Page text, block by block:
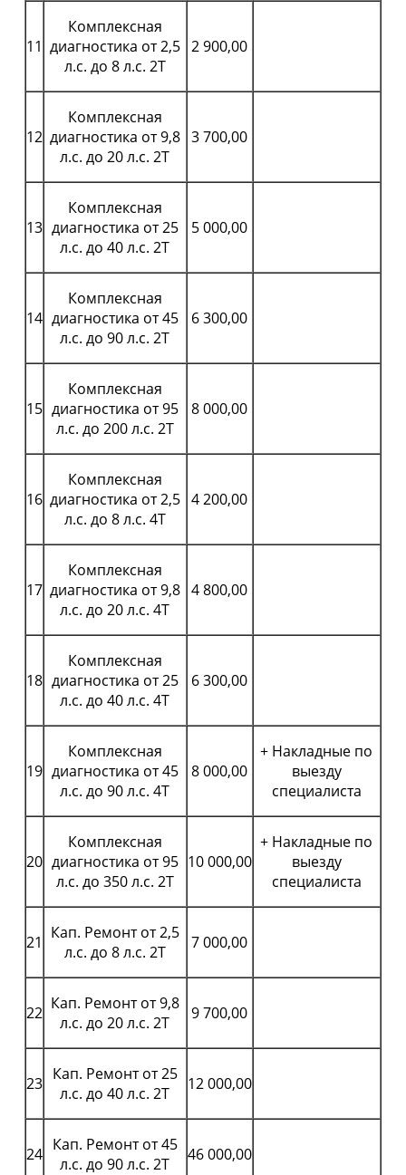
11
Комплексная
диагностика от 2,5
л.с. до 8 л.с. 2Т
2 900,00
12
Комплексная
диагностика от 9,8
л.с. до 20 л.с. 2Т
3 700,00
13
Комплексная
диагностика от 25
л.с. до 40 л.с. 2Т
5 000,00
14
Комплексная
диагностика от 45
л.с. до 90 л.с. 2Т
6 300,00
15
Комплексная
диагностика от 95
л.с. до 200 л.с. 2Т
8 000,00
16
Комплексная
диагностика от 2,5
л.с. до 8 л.с. 4Т
4 200,00
17
Комплексная
диагностика от 9,8
л.с. до 20 л.с. 4Т
4 800,00
18
Комплексная
диагностика от 25
л.с. до 40 л.с. 4Т
6 300,00
19
Комплексная
диагностика от 45
л.с. до 90 л.с. 4Т
8 000,00
+ Накладные по
выезду
специалиста
20
Комплексная
диагностика от 95
л.с. до 350 л.с. 2Т
10 000,00
+ Накладные по
выезду
специалиста
21 Кап. Ремонт от 2,5
л.с. до 8 л.с. 2Т
7 000,00
22 Кап. Ремонт от 9,8
л.с. до 20 л.с. 2Т
9 700,00
23 Кап. Ремонт от 25
л.с. до 40 л.с. 2Т
12 000,00
24 Кап. Ремонт от 45
л.с. до 90 л.с. 2Т
46 000,00